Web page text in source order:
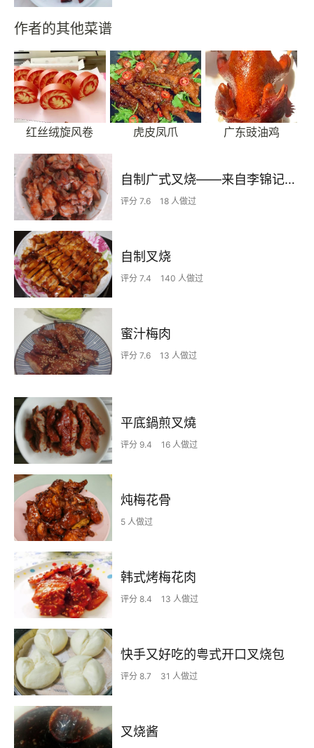
作者的其他菜谱
红丝绒旋风卷 虎皮凤爪 广东豉油鸡
自制广式叉烧——来自李锦记的官方菜谱秘制叉烧（烤箱制作）
评分 7.6 18 人做过
自制叉烧
评分 7.4 140 人做过
蜜汁梅肉
评分 7.6 13 人做过
平底鍋煎叉燒
评分 9.4 16 人做过
炖梅花骨
5 人做过
韩式烤梅花肉
评分 8.4 13 人做过
快手又好吃的粤式开口叉烧包
评分 8.7 31 人做过
叉烧酱